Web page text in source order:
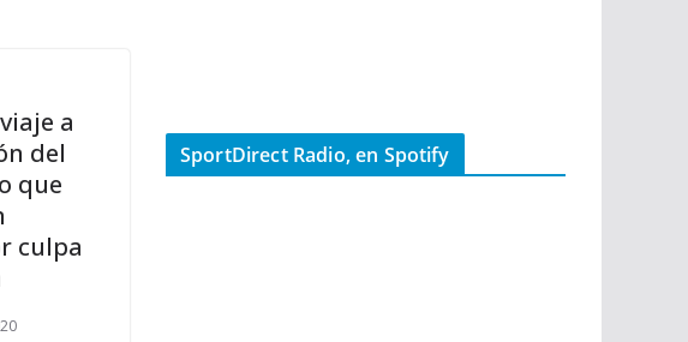
a
del
que
culpa
SportDirect Radio, en Spotify